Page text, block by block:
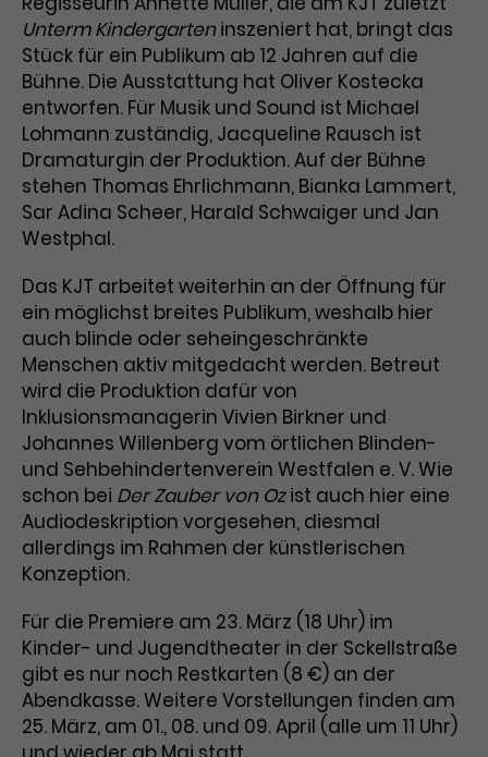
Name _gat_UA-63561367-1
Anbieter Google Analytics
Laufzeit 1 Minute
Zweck
Das ist ein von Google Analytics
gesetztes Cookie. Bestimmte
Daten werden nur maximal einmal
pro Minute an Google Analytics
Datenübertragungen
unterbunden.
Anbieter Google / DoubleClick
Laufzeit 3 Monate
Zweck
Dieses Cookie wird verwendet, um
Nutzerinteraktionen mit
Werbeanzeigen zu messen und
Remarketing-Funktionen
bereitzustellen.
Name IDE
Anbieter Google / DoubleClick
Laufzeit 1 Jahr
Zweck
Dieses Cookie dient der Anzeige
personalisierter Werbung und
misst die Wirksamkeit von
Werbekampagnen über
verschiedene Websites hinweg.
Unterm Kindergarteninszeniert hat, bringt das
Stück für ein Publikum ab 12 Jahren auf die
Bühne. Die Ausstattung hat Oliver Kostecka
entworfen. Für Musik und Sound ist Michael
Lohmann zuständig, Jacqueline Rausch ist
Dramaturgin der Produktion. Auf der Bühne
stehen Thomas Ehrlichmann, Bianka Lammert,
Sar Adina Scheer, Harald Schwaiger und Jan
Westphal.
Das KJT arbeitet weiterhin an der Öffnung für
ein möglichst breites Publikum, weshalb hier
auch blinde oder seheingeschränkte
Menschen aktiv mitgedacht werden. Betreut
wird die Produktion dafür von
Inklusionsmanagerin Vivien Birkner und
Johannes Willenberg vom örtlichen Blinden-
und Sehbehindertenverein Westfalen e. V. Wie
schon bei Der Zauber von Ozist auch hier eine
Audiodeskription vorgesehen, diesmal
allerdings im Rahmen der künstlerischen
Konzeption.
Für die Premiere am 23. März (18 Uhr) im
Kinder- und Jugendtheater in der Sckellstraße
gibt es nur noch Restkarten (8 €) an der
Abendkasse. Weitere Vorstellungen finden am
25. März, am 01., 08. und 09. April (alle um 11 Uhr)